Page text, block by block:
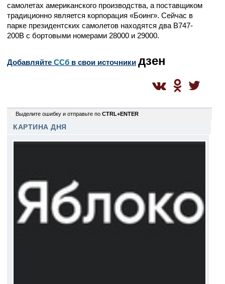
самолетах американского производства, а поставщиком
традиционно является корпорация «Боинг». Сейчас в
парке президентских самолетов находятся два B747-
200B с бортовыми номерами 28000 и 29000.
Добавляйте CСб в свои источники дзен
Выделите ошибку и отправьте по CTRL+ENTER
КАРТИНА ДНЯ